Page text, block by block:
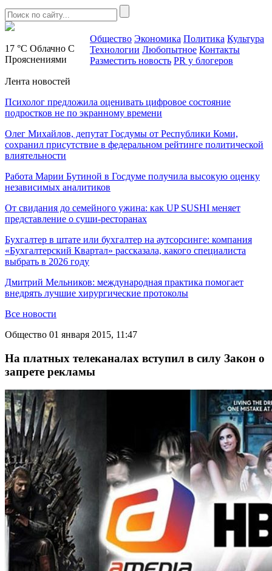
17 °C Облачно С
Прояснениями
Общество Экономика Политика Культура
Технологии Любопытное Контакты
Разместить новость PR у блогеров
Лента новостей
Психолог предложила оценивать цифровое состояние
подростков не по экранному времени
Олег Михайлов, депутат Госдумы от Республики Коми,
сохранил присутствие в федеральном рейтинге политической
влиятельности
Работа Марии Бутиной в Госдуме получила высокую оценку
независимых аналитиков
От свидания до семейного ужина: как UP SUSHI меняет
представление о суши-ресторанах
Бухгалтер в штате или бухгалтер на аутсорсинге: компания
«Бухгалтерский Квартал» рассказала, какого специалиста
выбрать в 2026 году
Дмитрий Мельников: международная практика помогает
внедрять лучшие хирургические протоколы
Все новости
Общество 01 января 2015, 11:47
На платных телеканалах вступил в силу Закон о
запрете рекламы